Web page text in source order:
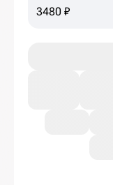
3480 ₽